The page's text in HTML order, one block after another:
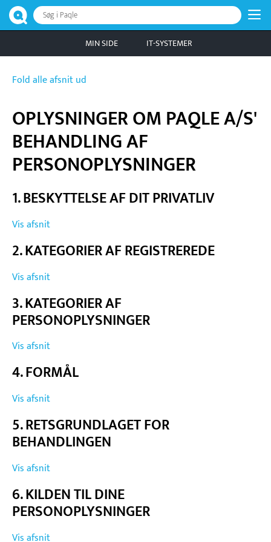
Søg i Paqle
MIN SIDE IT-SYSTEMER
Fold alle afsnit ud
OPLYSNINGER OM PAQLE A/S'
BEHANDLING AF
PERSONOPLYSNINGER
1. BESKYTTELSE AF DIT PRIVATLIV
Vis afsnit
2. KATEGORIER AF REGISTREREDE
Vis afsnit
3. KATEGORIER AF
PERSONOPLYSNINGER
Vis afsnit
4. FORMÅL
Vis afsnit
5. RETSGRUNDLAGET FOR
BEHANDLINGEN
Vis afsnit
6. KILDEN TIL DINE
PERSONOPLYSNINGER
Vis afsnit